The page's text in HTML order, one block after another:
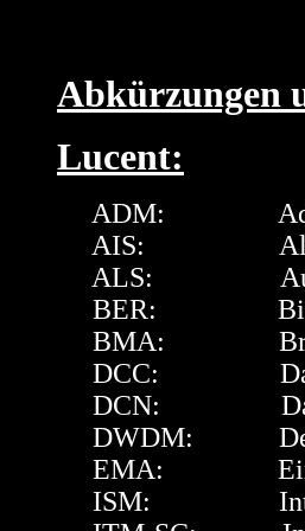
Abkürzungen
Lucent:
ADM: Add
AIS: Alarm
ALS:
BER: Bit
BMA:
DCC: Data
DCN: Data
DWDM: Dense
EMA:
ISM: Intelligent